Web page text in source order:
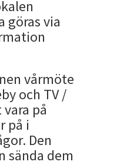
göras via
vårmöte
och TV /
på
på i
Den
sända dem